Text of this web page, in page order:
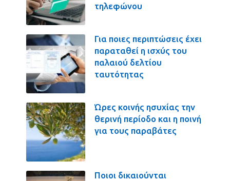
τηλεφώνου
Για ποιες περιπτώσεις έχει
παραταθεί η ισχύς του
παλαιού δελτίου
ταυτότητας
Ώρες κοινής ησυχίας την
θερινή περίοδο και η ποινή
για τους παραβάτες
Ποιοι δικαιούνται